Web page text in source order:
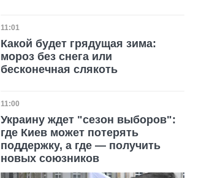
Дата публикации
11:01
Какой будет грядущая зима:
мороз без снега или
бесконечная слякоть
Дата публикации
11:00
Украину ждет "сезон выборов":
где Киев может потерять
поддержку, а где — получить
новых союзников